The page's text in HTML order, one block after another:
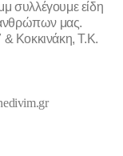
συλλέγουμε είδη
μας.
Κοκκινάκη, Τ.Κ.